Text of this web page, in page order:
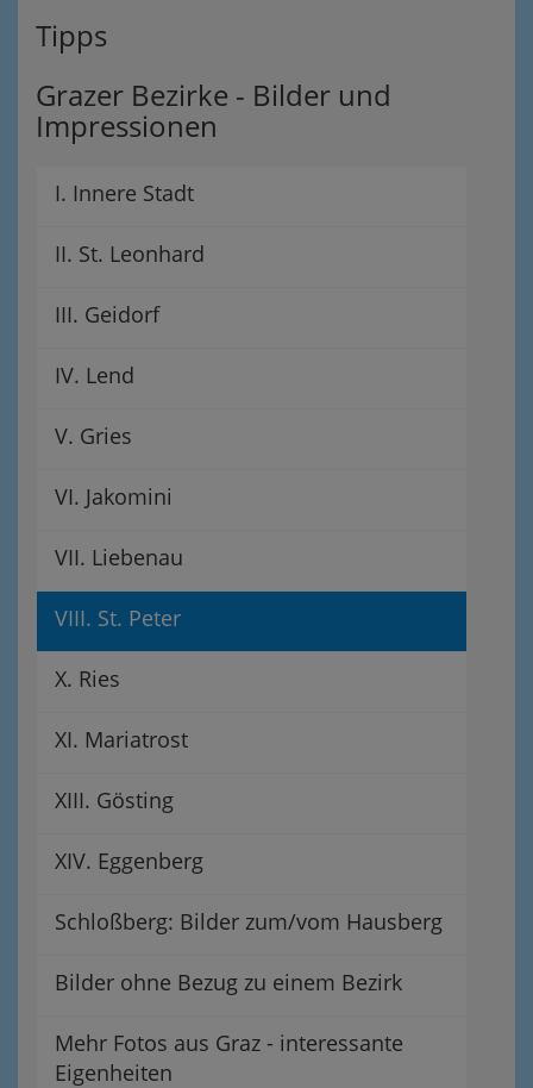
Tipps
Grazer Bezirke - Bilder und
Impressionen
I. Innere Stadt
II. St. Leonhard
III. Geidorf
IV. Lend
V. Gries
VI. Jakomini
VII. Liebenau
VIII. St. Peter
X. Ries
XI. Mariatrost
XIII. Gösting
XIV. Eggenberg
Schloßberg: Bilder zum/vom Hausberg
Bilder ohne Bezug zu einem Bezirk
Mehr Fotos aus Graz - interessante
Eigenheiten